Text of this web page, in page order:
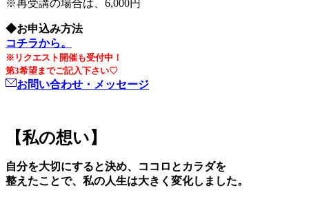
※再受講の場合は、6,000円
◆お申込み方法
コチラから。
※リクエスト開催も受付中！
第3希望までご記入下さい♡
お問い合わせ・メッセージ
【私の想い】
自分を大切にすると決め、ココロとカラダを
整えたことで、私の人生は大きく変化しました。